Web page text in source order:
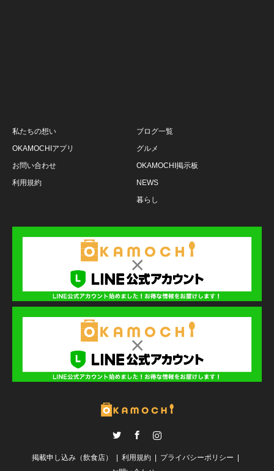
私たちの想い
OKAMOCHIアプリ
お問い合わせ
利用規約
ブログ一覧
グルメ
OKAMOCHI掲示板
NEWS
暮らし
掲載申し込み（飲食店） 利用規約
プライバシーポリシー